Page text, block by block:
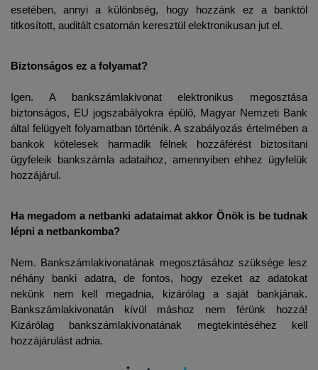
esetében, annyi a különbség, hogy hozzánk ez a banktól
titkosított, auditált csatornán keresztül elektronikusan jut el.
Biztonságos ez a folyamat?
Igen. A bankszámlakivonat elektronikus megosztása
biztonságos, EU jogszabályokra épülő, Magyar Nemzeti Bank
által felügyelt folyamatban történik. A szabályozás értelmében a
bankok kötelesek harmadik félnek hozzáférést biztosítani
ügyfeleik bankszámla adataihoz, amennyiben ehhez ügyfelük
hozzájárul.
Ha megadom a netbanki adataimat akkor Önök is be tudnak
lépni a netbankomba?
Nem. Bankszámlakivonatának megosztásához szüksége lesz
néhány banki adatra, de fontos, hogy ezeket az adatokat
nekünk nem kell megadnia, kizárólag a saját bankjának.
Bankszámlakivonatán kívül máshoz nem férünk hozzá!
Kizárólag bankszámlakivonatának megtekintéséhez kell
hozzájárulást adnia.